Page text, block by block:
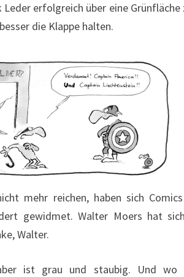
Leder erfolgreich über eine
die Klappe halten.
mehr reichen, haben sich
gewidmet. Walter Moers hat
Walter.
ist grau und staubig. Und wo